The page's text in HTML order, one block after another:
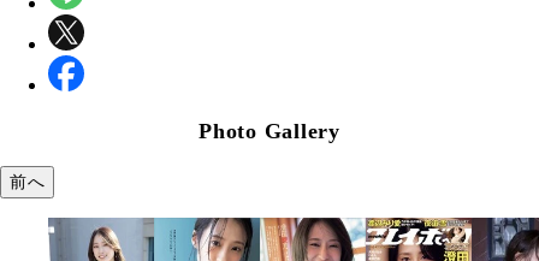
Photo Gallery
前へ